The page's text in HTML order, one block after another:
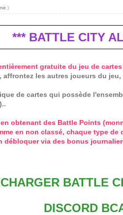
.)
*** BATTLE CITY
gratuite du jeu de
les autres joueurs du
de cartes qui possède
obtenant des Battle Points
en non classé, chaque type
via des bonus
BATTLE
DISCORD